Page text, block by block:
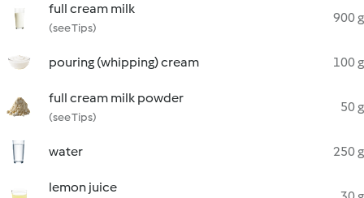
full cream milk
(see Tips)
900 g
pouring (whipping) cream 100 g
full cream milk powder
(see Tips)
50 g
water 250 g
lemon juice